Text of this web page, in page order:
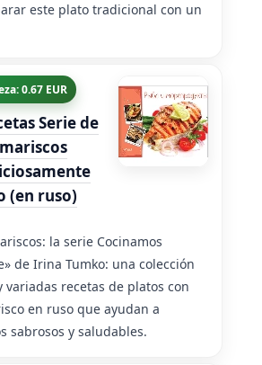
este plato tradicional con un
0.67 EUR
Serie de
(en ruso)
la serie Cocinamos
de Irina Tumko: una colección
variadas recetas de platos con
en ruso que ayudan a
sabrosos y saludables.